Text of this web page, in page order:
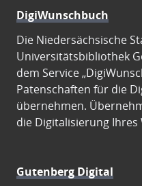
DigiWunschbuch
Die Niedersächsische
Universitätsbibliothek
dem Service
Patenschaften für die
übernehmen.
die Digitalisierung Ihres
Gutenberg Digital